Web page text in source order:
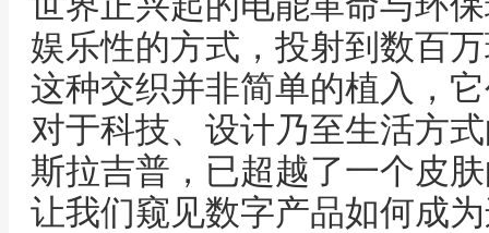
娱乐性的方式，投射到数百
这种交织并非简单的植入，
对于科技、设计乃至生活方
斯拉吉普，已超越了一个皮
让我们窥见数字产品如何成